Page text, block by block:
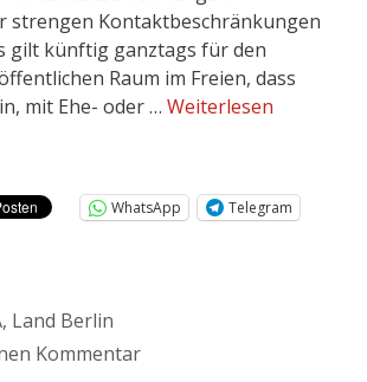
strengen Kontaktbeschränkungen
gilt künftig ganztags für den
Raum im Freien, dass
mit Ehe- oder … Weiterlesen
WhatsApp
Telegram
, Land Berlin
Kommentar